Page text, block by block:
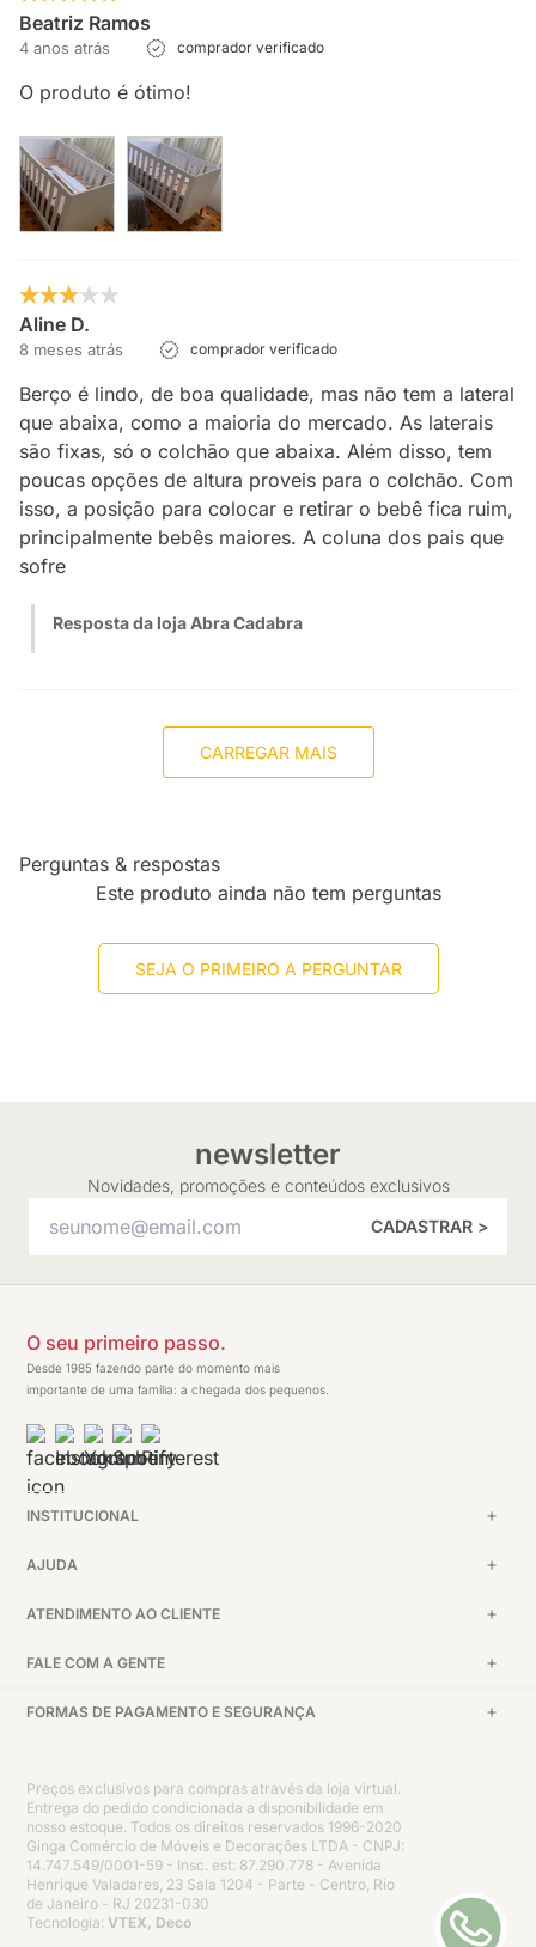
Beatriz Ramos
4 anos atrás comprador verificado
O produto é ótimo!
Aline D.
8 meses atrás comprador verificado
Berço é lindo, de boa qualidade, mas não tem a lateral
que abaixa, como a maioria do mercado. As laterais
são fixas, só o colchão que abaixa. Além disso, tem
poucas opções de altura proveis para o colchão. Com
isso, a posição para colocar e retirar o bebê fica ruim,
principalmente bebês maiores. A coluna dos pais que
sofre
Resposta da loja Abra Cadabra
CARREGAR MAIS
Perguntas & respostas
Este produto ainda não tem perguntas
SEJA O PRIMEIRO A PERGUNTAR
newsletter
Novidades, promoções e conteúdos exclusivos
CADASTRAR >
O seu primeiro passo.
Desde 1985 fazendo parte do momento mais
importante de uma família: a chegada dos pequenos.
INSTITUCIONAL
AJUDA
ATENDIMENTO AO CLIENTE
FALE COM A GENTE
FORMAS DE PAGAMENTO E SEGURANÇA
Preços exclusivos para compras através da loja virtual.
Entrega do pedido condicionada a disponibilidade em
nosso estoque. Todos os direitos reservados 1996-2020
Ginga Comércio de Móveis e Decorações LTDA - CNPJ:
14.747.549/0001-59 - Insc. est: 87.290.778 - Avenida
Henrique Valadares, 23 Sala 1204 - Parte - Centro, Rio
de Janeiro - RJ 20231-030
Tecnologia: VTEX, Deco